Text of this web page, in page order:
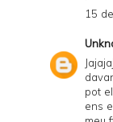
15
pot
ens